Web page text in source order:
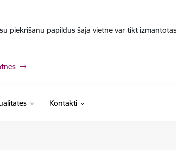
piekrišanu papildus šajā vietnē var tikt
Kontakti